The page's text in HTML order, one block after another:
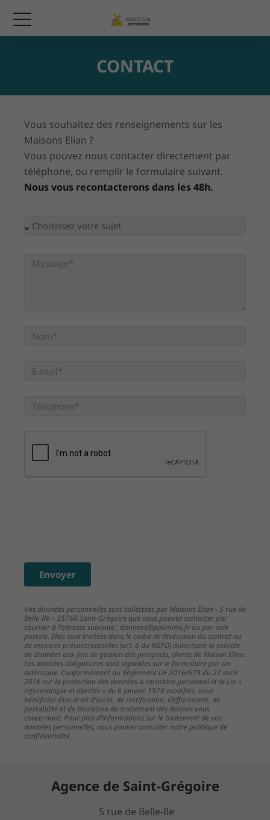
CONTACT
Vous souhaitez des renseignements sur les
Maisons Elian ?
Vous pouvez nous contacter directement par
téléphone, ou remplir le formulaire suivant.
Nous vous recontacterons dans les 48h.
Envoyer
Vos données personnelles sont collectées par Maisons Elian - 5 rue de
Belle-Ile – 35760 Saint-Grégoire que vous pouvez contacter par
courrier à l’adresse suivante : donnees@polimmo.fr ou par voie
postale. Elles sont traitées dans le cadre de l’exécution du contrat ou
de mesures précontractuelles (art. 6 du RGPD) autorisant la collecte
de données aux fins de gestion des prospects, clients de Maison Elian.
Les données obligatoires sont signalées sur le formulaire par un
astérisque. Conformément au Règlement UE 2016/679 du 27 avril
2016 sur la protection des données à caractère personnel et la Loi «
informatique et libertés » du 6 janvier 1978 modifiée, vous
bénéficiez d’un droit d’accès, de rectification, d’effacement, de
portabilité et de limitation du traitement des donnés vous
concernant. Pour plus d’informations sur le traitement de vos
données personnelles, vous pouvez consulter notre politique de
confidentialité.
Agence de Saint-Grégoire
5 rue de Belle-Ile